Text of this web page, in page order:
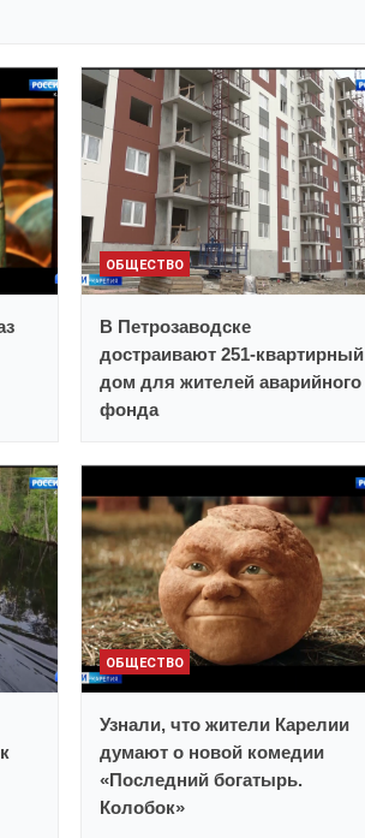
ОБЩЕСТВО
В Петрозаводске
достраивают 251-квартирный
дом для жителей аварийного
фонда
ОБЩЕСТВО
Узнали, что жители Карелии
думают о новой комедии
«Последний богатырь.
Колобок»